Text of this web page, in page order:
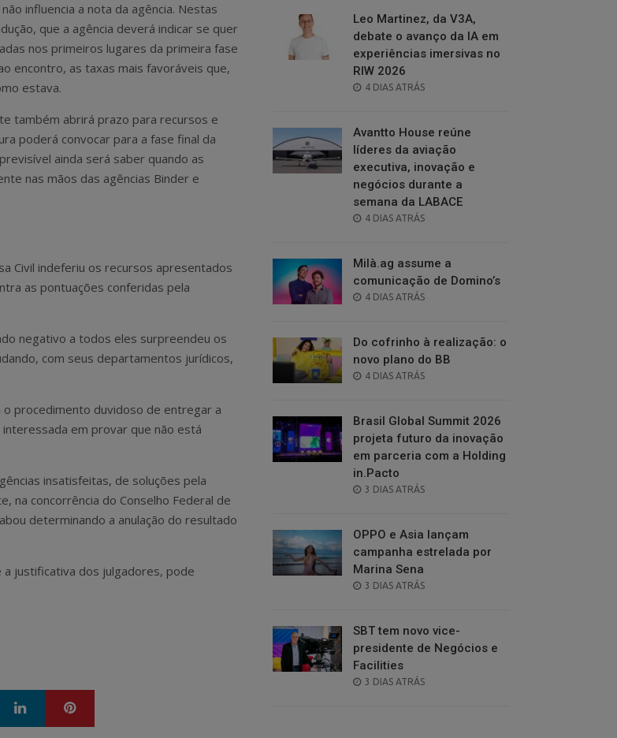
influencia a nota da agência. Nestas
que a agência deverá indicar se quer
nos primeiros lugares da primeira fase
encontro, as taxas mais favoráveis que,
estava.
também abrirá prazo para recursos e
poderá convocar para a fase final da
ainda será saber quando as
nas mãos das agências Binder e
Civil indeferiu os recursos apresentados
as pontuações conferidas pela
negativo a todos eles surpreendeu os
com seus departamentos jurídicos,
o procedimento duvidoso de entregar a
em provar que não está
insatisfeitas, de soluções pela
na concorrência do Conselho Federal de
determinando a anulação do resultado
justificativa dos julgadores, pode
LinkedIn
Leo Martinez, da V3A,
debate o avanço da IA em
experiências imersivas no
RIW 2026
POSTED
4 DIAS ATRÁS
Avantto House reúne
líderes da aviação
executiva, inovação e
negócios durante a
semana da LABACE
POSTED
4 DIAS ATRÁS
Milà.ag assume a
comunicação de Domino’s
POSTED
4 DIAS ATRÁS
Do cofrinho à realização: o
novo plano do BB
POSTED
4 DIAS ATRÁS
Brasil Global Summit 2026
projeta futuro da inovação
em parceria com a Holding
in.Pacto
POSTED
3 DIAS ATRÁS
OPPO e Asia lançam
campanha estrelada por
Marina Sena
POSTED
3 DIAS ATRÁS
SBT tem novo vice-
presidente de Negócios e
Facilities
POSTED
3 DIAS ATRÁS